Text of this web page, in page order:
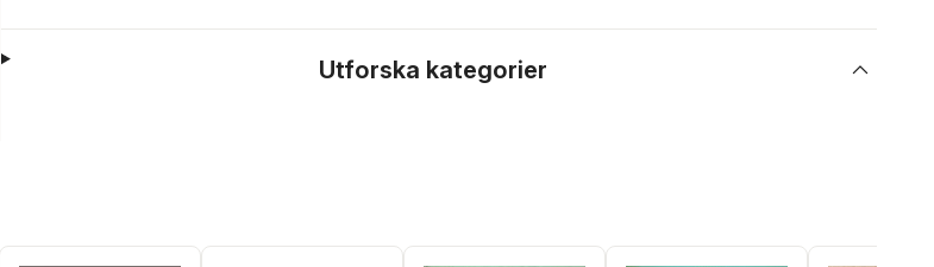
Utforska kategorier